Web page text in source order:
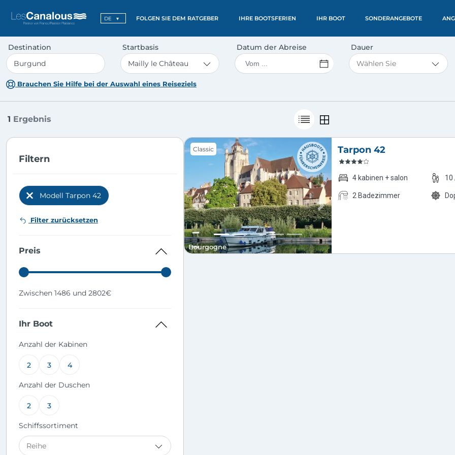
DE FOLGEN SIE DEM RATGEBER IHRE BOOTSFERIEN IHR BOOT SONDERANGEBOTE
Destination Startbasis Datum der Abreise Dauer
Brauchen Sie Hilfe bei der Auswahl eines Reiseziels
1 Ergebnis
Filtern
Modell Tarpon 42
Filter zurücksetzen
Preis
Zwischen 1486 und 2802€
Ihr Boot
Anzahl der Kabinen
2 3 4
Anzahl der Duschen
2 3
Schiffssortiment
Bourgogne
Classic
Previous Next
Tarpon 42
4 kabinen + salon 10
2 Badezimmer